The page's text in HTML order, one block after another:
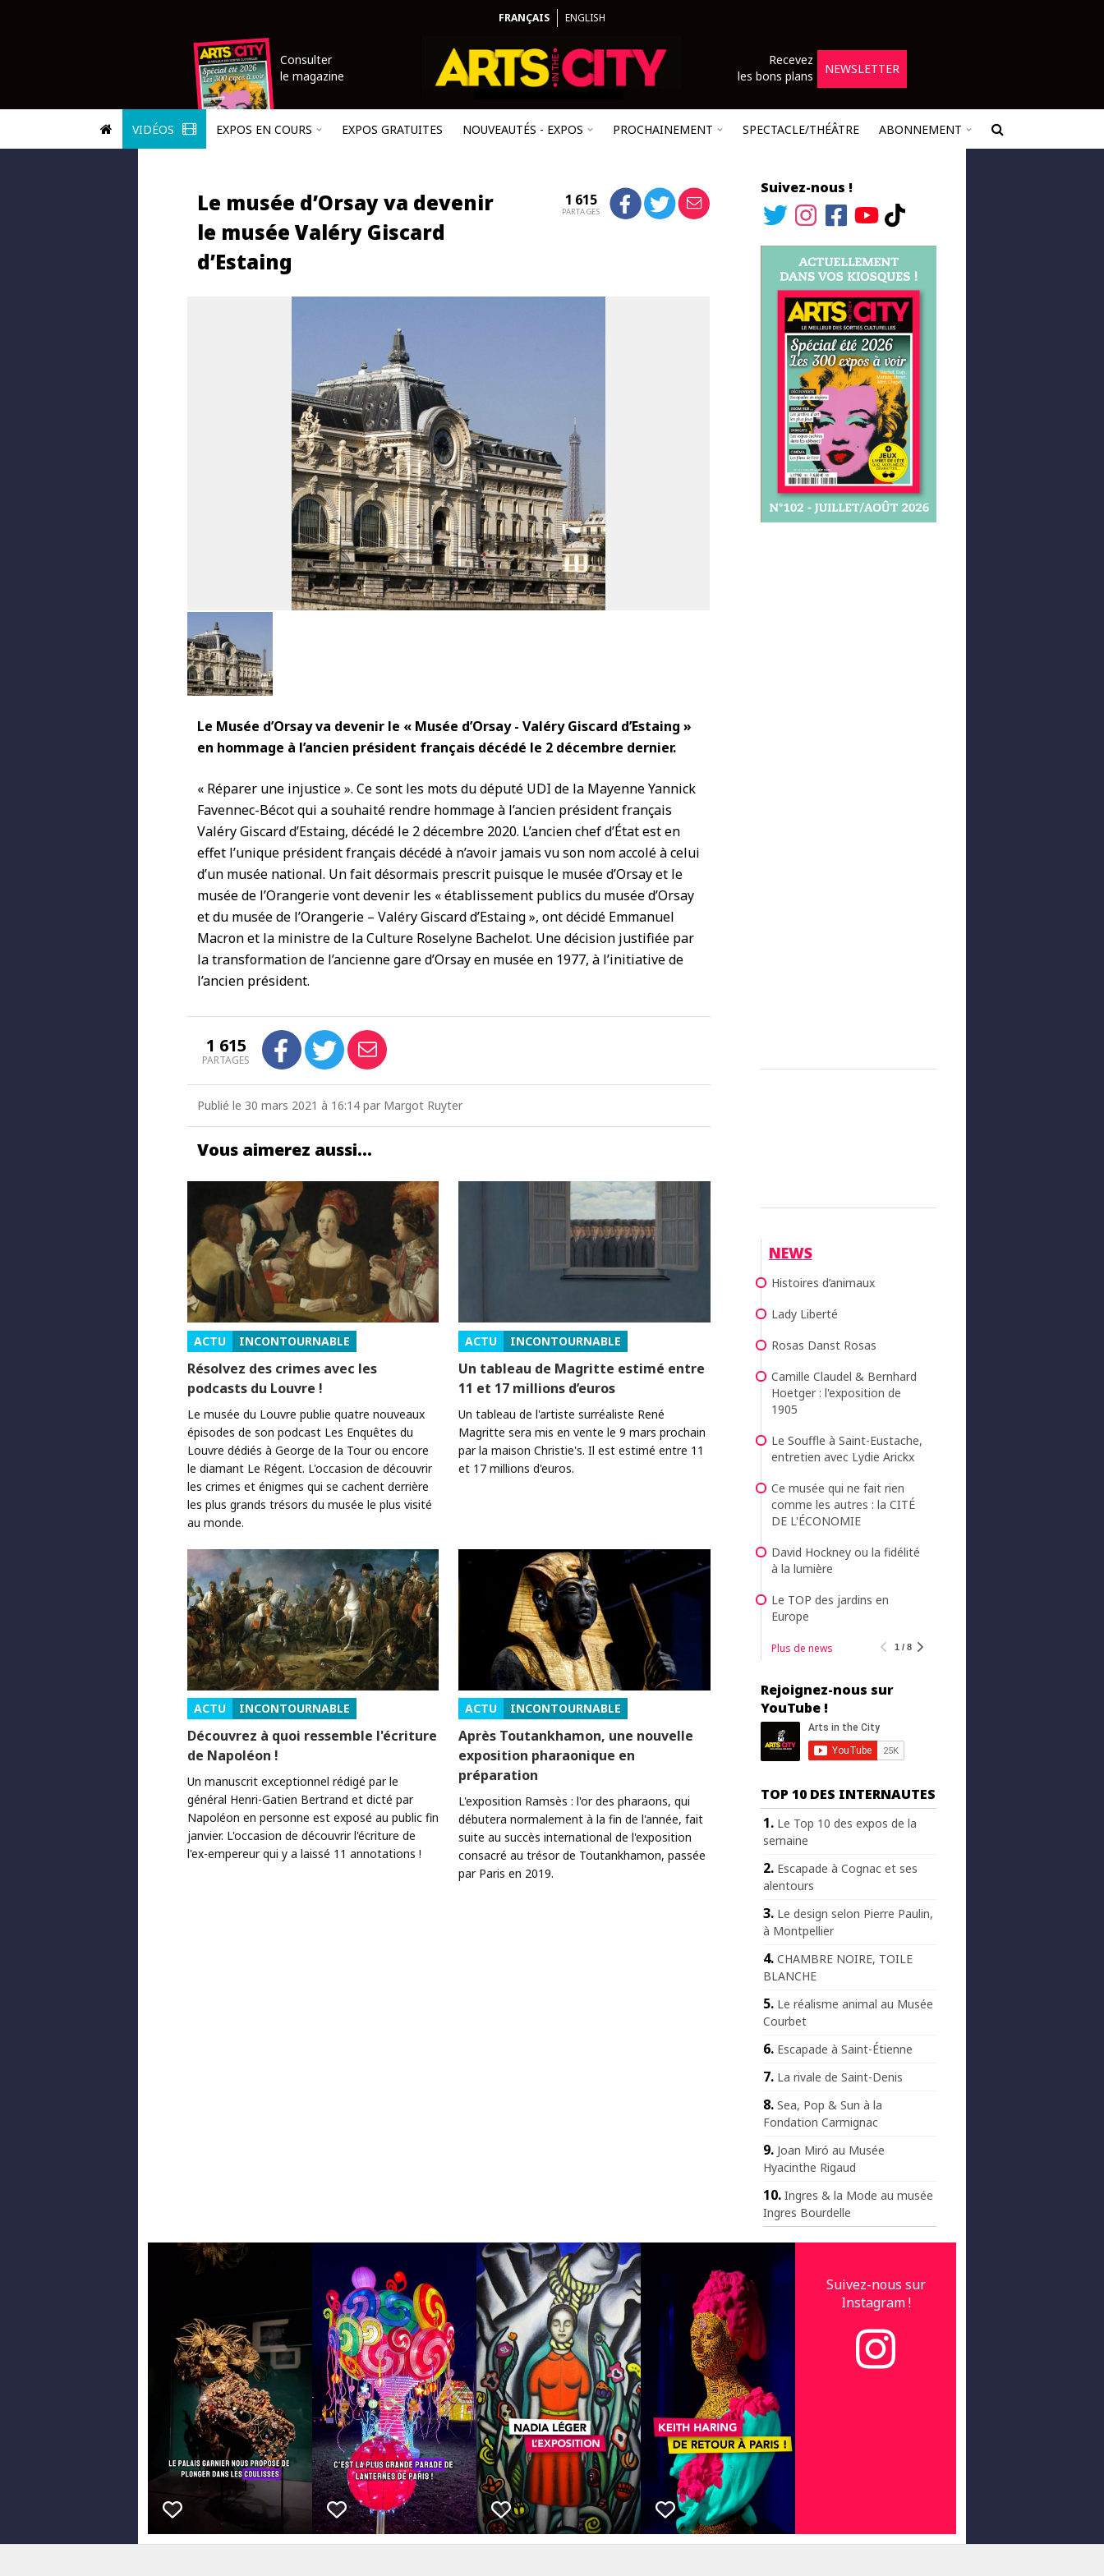
FRANÇAIS ENGLISH
Consulter
le magazine
Recevez
les bons plans
NEWSLETTER
VIDÉOS EXPOS EN COURS EXPOS GRATUITES NOUVEAUTÉS - EXPOS PROCHAINEMENT SPECTACLE/THÉÂTRE ABONNEMENT
Le musée d’Orsay va devenir
le musée Valéry Giscard
d’Estaing
1 615
PARTAGES
Le Musée d’Orsay va devenir le « Musée d’Orsay - Valéry Giscard d’Estaing »
en hommage à l’ancien président français décédé le 2 décembre dernier.
« Réparer une injustice ». Ce sont les mots du député UDI de la Mayenne Yannick
Favennec-Bécot qui a souhaité rendre hommage à l’ancien président français
Valéry Giscard d’Estaing, décédé le 2 décembre 2020. L’ancien chef d’État est en
effet l’unique président français décédé à n’avoir jamais vu son nom accolé à celui
d’un musée national. Un fait désormais prescrit puisque le musée d’Orsay et le
musée de l’Orangerie vont devenir les « établissement publics du musée d’Orsay
et du musée de l’Orangerie – Valéry Giscard d’Estaing », ont décidé Emmanuel
Macron et la ministre de la Culture Roselyne Bachelot. Une décision justifiée par
la transformation de l’ancienne gare d’Orsay en musée en 1977, à l’initiative de
l’ancien président.
1 615
PARTAGES
Publié le 30 mars 2021 à 16:14 par Margot Ruyter
Vous aimerez aussi…
ACTU INCONTOURNABLE
Résolvez des crimes avec les
podcasts du Louvre !
Le musée du Louvre publie quatre nouveaux
épisodes de son podcast Les Enquêtes du
Louvre dédiés à George de la Tour ou encore
le diamant Le Régent. L'occasion de découvrir
les crimes et énigmes qui se cachent derrière
les plus grands trésors du musée le plus visité
au monde.
ACTU INCONTOURNABLE
Un tableau de Magritte estimé entre
11 et 17 millions d’euros
Un tableau de l'artiste surréaliste René
Magritte sera mis en vente le 9 mars prochain
par la maison Christie's. Il est estimé entre 11
et 17 millions d'euros.
ACTU INCONTOURNABLE
Découvrez à quoi ressemble l'écriture
de Napoléon !
Un manuscrit exceptionnel rédigé par le
général Henri-Gatien Bertrand et dicté par
Napoléon en personne est exposé au public fin
janvier. L'occasion de découvrir l'écriture de
l'ex-empereur qui y a laissé 11 annotations !
ACTU INCONTOURNABLE
Après Toutankhamon, une nouvelle
exposition pharaonique en
préparation
L'exposition Ramsès : l'or des pharaons, qui
débutera normalement à la fin de l'année, fait
suite au succès international de l'exposition
consacré au trésor de Toutankhamon, passée
par Paris en 2019.
Suivez-nous !
NEWS
Histoires d’animaux
Lady Liberté
Rosas Danst Rosas
Camille Claudel & Bernhard
Hoetger : l'exposition de
1905
Le Souffle à Saint-Eustache,
entretien avec Lydie Arickx
Ce musée qui ne fait rien
comme les autres : la CITÉ
DE L'ÉCONOMIE
David Hockney ou la fidélité
à la lumière
Le TOP des jardins en
Europe
Plus de news 1 / 8
Rejoignez-nous sur
YouTube !
TOP 10 DES INTERNAUTES
Le Top 10 des expos de la
semaine
Escapade à Cognac et ses
alentours
Le design selon Pierre Paulin,
à Montpellier
CHAMBRE NOIRE, TOILE
BLANCHE
Le réalisme animal au Musée
Courbet
Escapade à Saint-Étienne
La rivale de Saint-Denis
Sea, Pop & Sun à la
Fondation Carmignac
Joan Miró au Musée
Hyacinthe Rigaud
Ingres & la Mode au musée
Ingres Bourdelle
Suivez-nous sur
Instagram !